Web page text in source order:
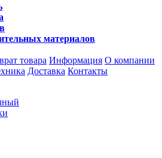
материалов
товара Информация О компании
Доставка Контакты